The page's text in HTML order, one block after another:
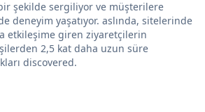
şekilde sergiliyor ve müşterilere
deneyim yaşatıyor. aslında, sitelerinde
etkileşime giren ziyaretçilerin
2,5 kat daha uzun süre
discovered.